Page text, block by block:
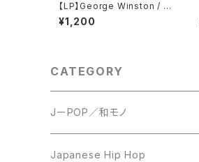
【LP】George Winston / W
inter Into Spring
¥1,200
CATEGORY
JーPOP／和モノ
LP
Japanese Hip Hop